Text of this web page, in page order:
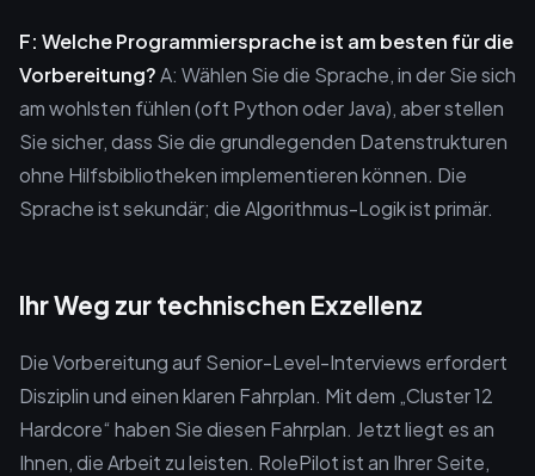
F: Welche Programmiersprache ist am besten für die
Vorbereitung?A: Wählen Sie die Sprache, in der Sie sich
am wohlsten fühlen (oft Python oder Java), aber stellen
Sie sicher, dass Sie die grundlegenden Datenstrukturen
ohne Hilfsbibliotheken implementieren können. Die
Sprache ist sekundär; die Algorithmus-Logik ist primär.
Ihr Weg zur technischen Exzellenz
Die Vorbereitung auf Senior-Level-Interviews erfordert
Disziplin und einen klaren Fahrplan. Mit dem „Cluster 12
Hardcore“ haben Sie diesen Fahrplan. Jetzt liegt es an
Ihnen, die Arbeit zu leisten. RolePilot ist an Ihrer Seite,